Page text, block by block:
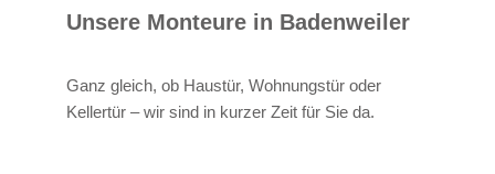
Unsere Monteure in Badenweiler
Ganz gleich, ob Haustür, Wohnungstür oder
Kellertür – wir sind in kurzer Zeit für Sie da.